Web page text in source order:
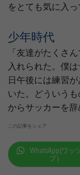
をとても気に入っ
少年時代
「友達がたくさ
入れられた。僕
日午後には練習
いた。どういう
からサッカーを辞
この記事をシェア
WhatsApp(ワッ
プ）